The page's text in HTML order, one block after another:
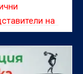
на
което
август.